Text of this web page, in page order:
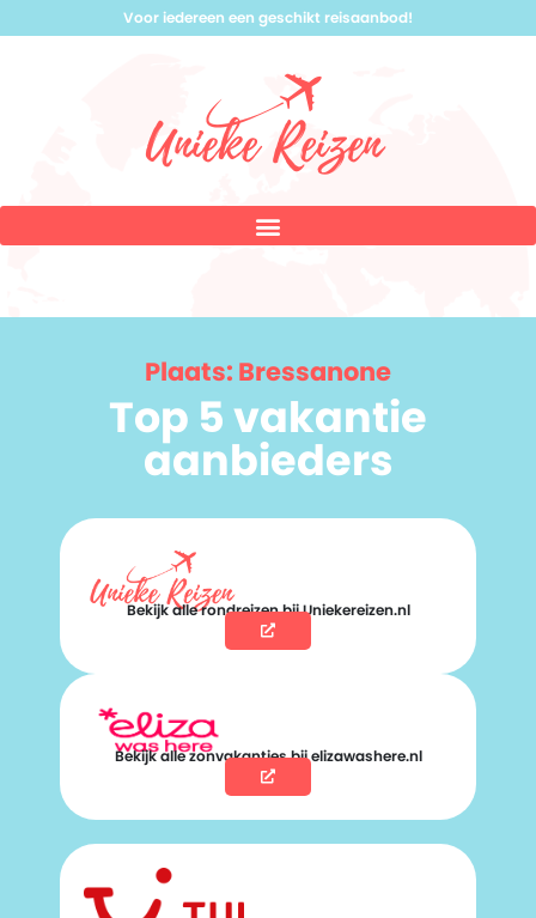
Voor iedereen een geschikt reisaanbod!
Plaats: Bressanone
Top 5 vakantie
aanbieders
Bekijk alle rondreizen bij Uniekereizen.nl
Bekijk alle zonvakanties bij elizawashere.nl